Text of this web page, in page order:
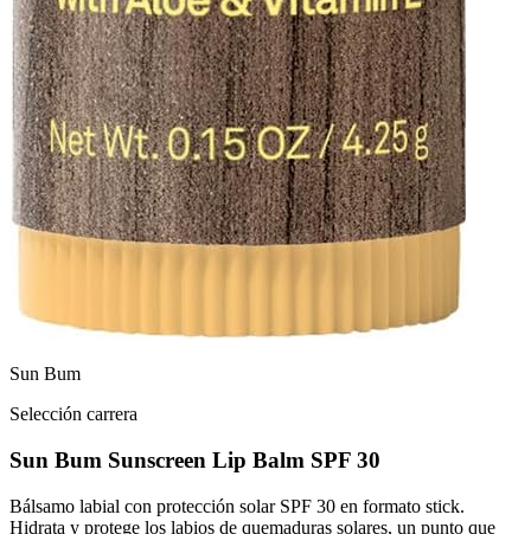
Sun Bum
Selección carrera
Sun Bum Sunscreen Lip Balm SPF 30
Bálsamo labial con protección solar SPF 30 en formato stick.
Hidrata y protege los labios de quemaduras solares, un punto que